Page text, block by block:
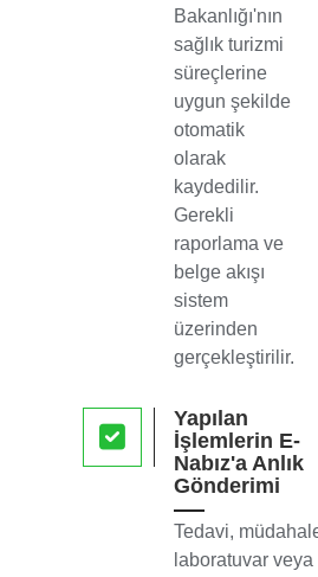
Bakanlığı'nın
sağlık turizmi
süreçlerine
uygun şekilde
otomatik
olarak
kaydedilir.
Gerekli
raporlama ve
belge akışı
sistem
üzerinden
gerçekleştirilir.
Yapılan
İşlemlerin E-
Nabız'a Anlık
Gönderimi
Tedavi,
laboratuvar veya